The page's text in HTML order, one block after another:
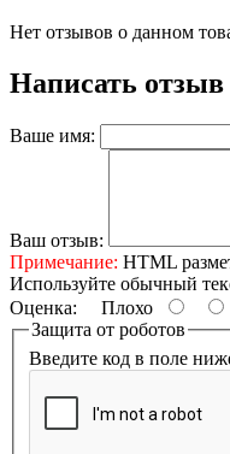
Нет отзывов о данном
Написать отзыв
Ваше имя:
Ваш отзыв:
Примечание: HTML
Используйте обычный
Оценка: Плохо
Защита от роботов
Введите код в поле